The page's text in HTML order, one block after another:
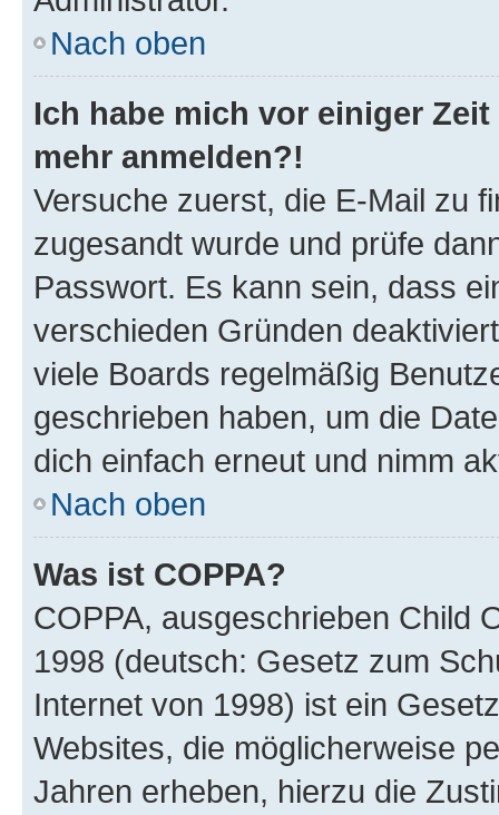
Nach oben
Ich habe mich vor einiger
mehr anmelden?!
Versuche zuerst, die E-Mail zu
zugesandt wurde und prüfe
Passwort. Es kann sein, dass
verschieden Gründen
viele Boards regelmäßig
geschrieben haben, um die
dich einfach erneut und nimm
Nach oben
Was ist COPPA?
COPPA, ausgeschrieben Child
1998 (deutsch: Gesetz zum
Internet von 1998) ist ein
Websites, die möglicherweise
Jahren erheben, hierzu die